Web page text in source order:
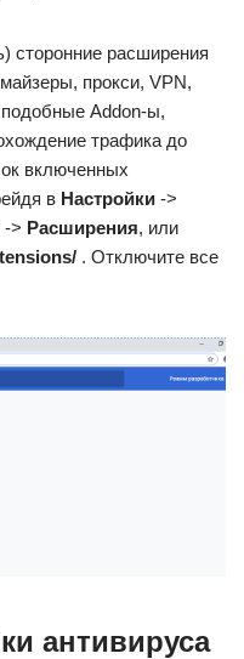
сторонние расширения
прокси, VPN,
подобные Addon-ы,
трафика до
включенных
в Настройки ->
-> Расширения, или
. Отключите все
антивируса